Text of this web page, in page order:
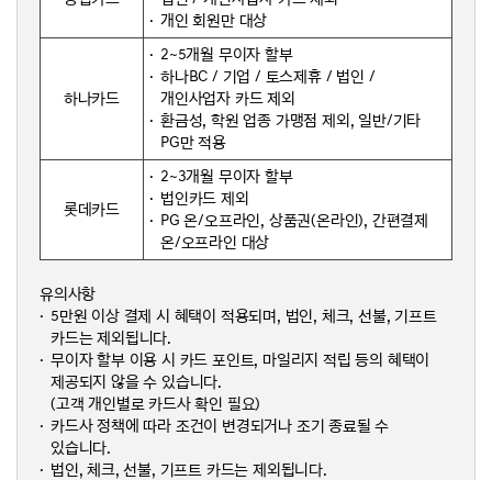
개인 회원만 대상
하나카드
2~5개월 무이자 할부
하나BC / 기업 / 토스제휴 / 법인 /
개인사업자 카드 제외
환금성, 학원 업종 가맹점 제외, 일반/기타
PG만 적용
롯데카드
2~3개월 무이자 할부
법인카드 제외
PG 온/오프라인, 상품권(온라인), 간편결제
온/오프라인 대상
유의사항
5만원 이상 결제 시 혜택이 적용되며, 법인, 체크, 선불, 기프트
카드는 제외됩니다.
무이자 할부 이용 시 카드 포인트, 마일리지 적립 등의 혜택이
제공되지 않을 수 있습니다.
(고객 개인별로 카드사 확인 필요)
카드사 정책에 따라 조건이 변경되거나 조기 종료될 수
있습니다.
법인, 체크, 선불, 기프트 카드는 제외됩니다.